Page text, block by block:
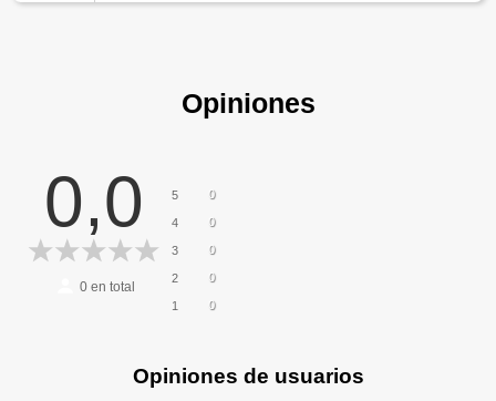
Opiniones
0,0
0en total
5 0
4 0
3 0
2 0
1 0
Opiniones de usuarios